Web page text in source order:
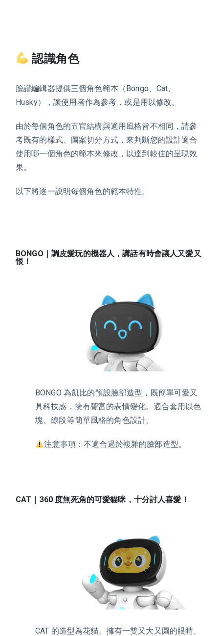
認識角色
臉譜編輯器提供三個角色範本（Bongo、Cat、
Husky），讓使用者作為參考，或是用以修改。
由於每個角色的五官結構與適用風格皆不相同，請參
考既有的樣式、圖案切分方式，來判斷您的設計適合
使用哪一個角色的範本來修改，以達到較佳的呈現效
果。
以下將逐一說明每個角色的範本特性。
BONGO｜調皮愛玩的機器人，講話有時會讓人又愛又
恨！
BONGO 為凱比的預設臉部造型，既簡單可愛又
具科技感，擁有豐富的表情變化。適合套用以色
塊、線段等簡單風格的角色設計。
️注意事項：不適合過於複雜的臉部造型。
CAT｜360 度無死角的可愛貓咪，十分討人喜愛！
CAT 的造型為花貓。擁有一雙又大又圓的眼睛、